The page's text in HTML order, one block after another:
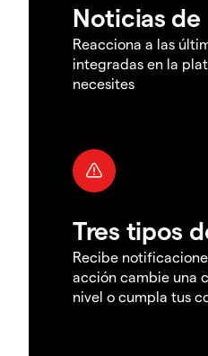
Noticias de
Reacciona a las
integradas en la
necesites
Tres tipos
Recibe
acción cambie una
nivel o cumpla tus